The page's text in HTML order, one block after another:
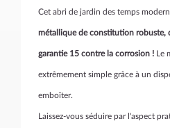
Cet abri de jardin des temps
métallique de constitution robuste,
garantie 15 contre la corrosion ! Le
extrêmement simple grâce à un
emboîter.
Laissez-vous séduire par l'aspect